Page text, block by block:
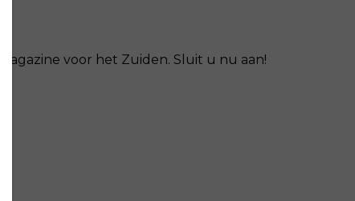
voor het Zuiden. Sluit u nu aan!